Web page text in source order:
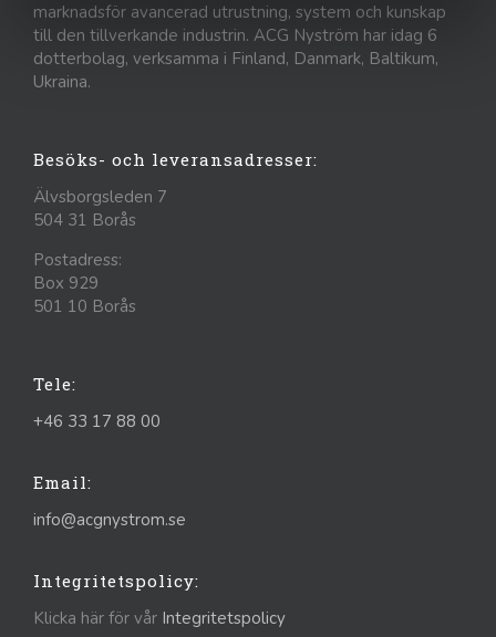
marknadsför avancerad utrustning, system och kunskap
till den tillverkande industrin. ACG Nyström har idag 6
dotterbolag, verksamma i Finland, Danmark, Baltikum,
Ukraina.
Besöks- och leveransadresser:
Älvsborgsleden 7
504 31 Borås
Postadress:
Box 929
501 10 Borås
Tele:
+46 33 17 88 00
Email:
info@acgnystrom.se
Integritetspolicy:
Klicka här för vår Integritetspolicy